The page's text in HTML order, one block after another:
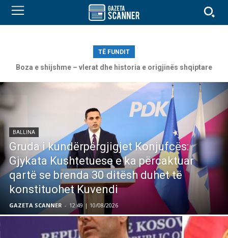
TË FUNDIT
Boza e shijshme – vlerat dhe historia e origjinës shqiptare
BALLINA
Gruda i kundërpërgjigjet Konjufcës:
Gjykata Kushtetuese e ka përcaktuar
qartë se brenda 30 ditësh duhet të
konstituohet Kuvendi
GAZETA SCANNER - 12:49 | 10/08/2026